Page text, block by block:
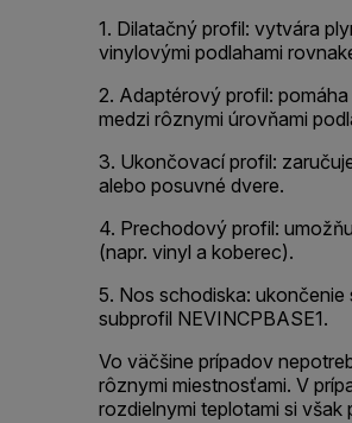
1. Dilatačný profil: vytvára
vinylovými podlahami
2. Adaptérový profil:
medzi rôznymi úrovňami
3. Ukončovací profil:
alebo posuvné dvere.
4. Prechodový profil:
(napr. vinyl a koberec).
5. Nos schodiska:
subprofil NEVINCPBASE1.
Vo väčšine prípadov
rôznymi miestnosťami. V
rozdielnymi teplotami si